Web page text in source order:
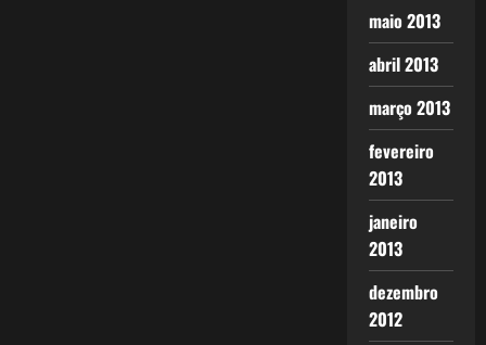
maio 2013
abril 2013
março 2013
fevereiro
2013
janeiro
2013
dezembro
2012